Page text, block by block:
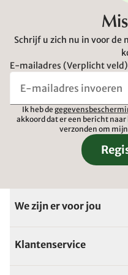
Schrijf u zich nu in voor de
E-mailadres (Verplicht veld)
Ik heb de
akkoord dat er een bericht
verzonden om
We zijn er voor jou
Klantenservice